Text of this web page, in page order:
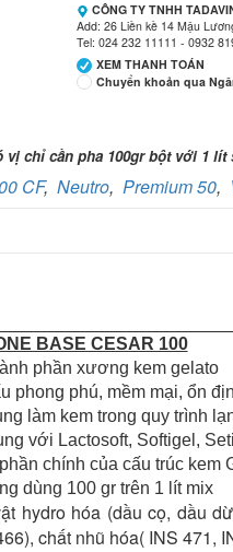
CÔNG TY TNHH
Add: 26 Liền kề 14 Mậu
Tel: 024 232 11111 - 0932
XEM THANH TOÁN
Chuyển khoản qua
chỉ cần pha 100gr bột với 1
CF, Neutro, Premium 50,
BASE CESAR 100
phần xương kem gelato
phong phú, mềm mại, ổn
làm kem trong quy trình
với Lactosoft, Softigel,
chính của cấu trúc kem
dùng 100 gr trên 1 lít mix
hydro hóa (dầu cọ, dầu
chất nhũ hóa( INS 471,